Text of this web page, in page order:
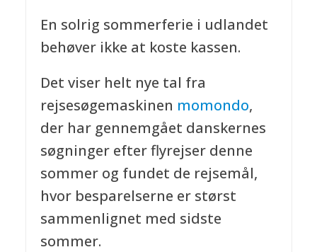
En solrig sommerferie i udlandet
behøver ikke at koste kassen.
Det viser helt nye tal fra
rejsesøgemaskinen momondo,
der har gennemgået danskernes
søgninger efter flyrejser denne
sommer og fundet de rejsemål,
hvor besparelserne er størst
sammenlignet med sidste
sommer.